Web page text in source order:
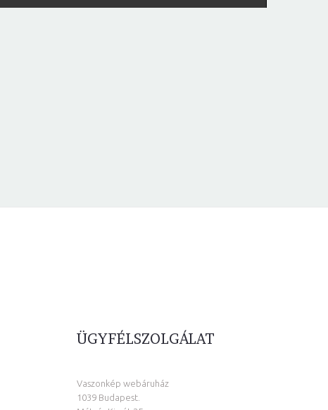
ÜGYFÉLSZOLGÁLAT
Vaszonkép webáruház
1039 Budapest.